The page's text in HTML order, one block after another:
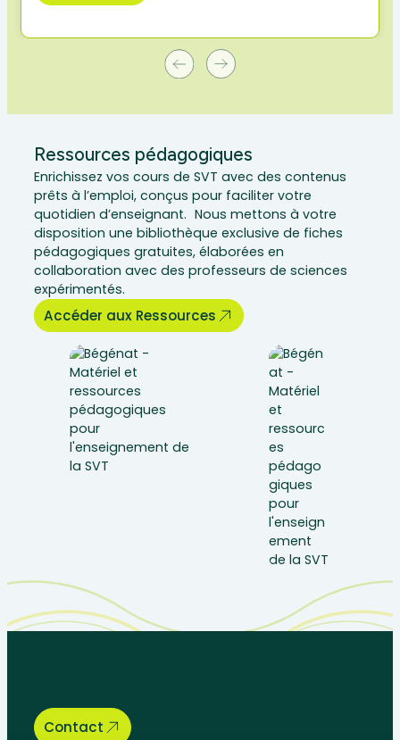
Ressources pédagogiques
Enrichissez vos cours de SVT avec des contenus
prêts à l’emploi, conçus pour faciliter votre
quotidien d’enseignant. Nous mettons à votre
disposition une bibliothèque exclusive de fiches
pédagogiques gratuites, élaborées en
collaboration avec des professeurs de sciences
expérimentés.
Accéder aux Ressources
Contact